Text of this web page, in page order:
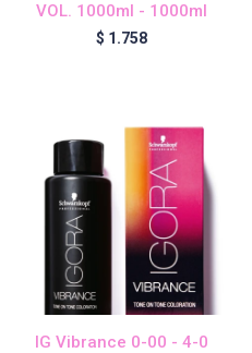
VOL. 1000ml - 1000ml
$ 1.758
IG Vibrance 0-00 - 4-0